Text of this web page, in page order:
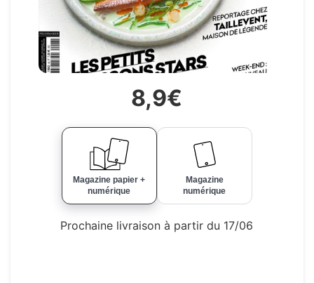
8,9€
Magazine papier +
numérique
Magazine
numérique
Prochaine livraison à partir du 17/06